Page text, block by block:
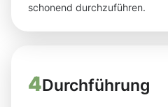
schonend durchzuführen.
4Durchführung